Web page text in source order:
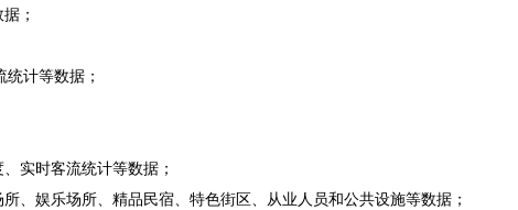
；
计等数据；
实时客流统计等数据；
、娱乐场所、精品民宿、特色街区、从业人员和公共设施等数据；